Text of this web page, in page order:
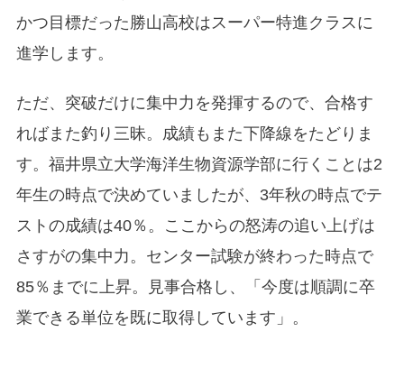
かつ目標だった勝山高校はスーパー特進クラスに
進学します。
ただ、突破だけに集中力を発揮するので、合格す
ればまた釣り三昧。成績もまた下降線をたどりま
す。福井県立大学海洋生物資源学部に行くことは2
年生の時点で決めていましたが、3年秋の時点でテ
ストの成績は40％。ここからの怒涛の追い上げは
さすがの集中力。センター試験が終わった時点で
85％までに上昇。見事合格し、「今度は順調に卒
業できる単位を既に取得しています」。